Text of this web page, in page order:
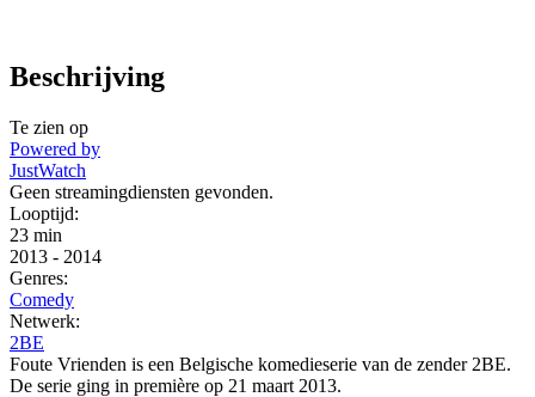
Beschrijving
Te zien op
Powered by
JustWatch
Geen streamingdiensten gevonden.
Looptijd:
23 min
2013 - 2014
Genres:
Comedy
Netwerk:
2BE
Foute Vrienden is een Belgische komedieserie van de zender 2BE.
De serie ging in première op 21 maart 2013.